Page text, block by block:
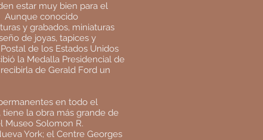
estar muy bien para el
Aunque conocido
y grabados, miniaturas
de joyas, tapices y
de los Estados Unidos
la Medalla Presidencial de
de Gerald Ford un
en todo el
la obra más grande de
Museo Solomon R.
York; el Centre Georges